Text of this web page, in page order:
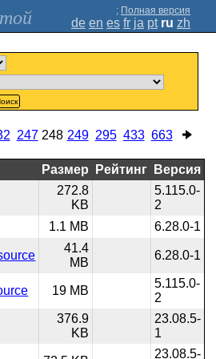
; Полная версия
de en es fr ja pt ru zh
247 248 249 295 433 663
Размер Рейтинг Версия
272.8
KB
5.115.0-
2
1.1 MB 6.28.0-1
41.4
MB
6.28.0-1
19 MB
5.115.0-
2
376.9
KB
23.08.5-
1
23.08.5-